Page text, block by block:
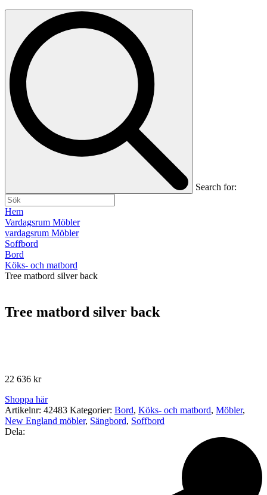
Search for:
Hem
Vardagsrum Möbler
vardagsrum Möbler
Soffbord
Bord
Köks- och matbord
Tree matbord silver back
Tree matbord silver back
22 636 kr
Shoppa här
Artikelnr: 42483 Kategorier: Bord, Köks- och matbord, Möbler,
New England möbler, Sängbord, Soffbord
Dela: